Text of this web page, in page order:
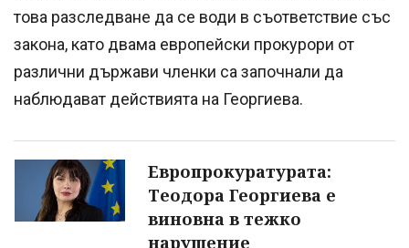
това разследване да се води в съответствие със
закона, като двама европейски прокурори от
различни държави членки са започнали да
наблюдават действията на Георгиева.
Европрокуратурата:
Теодора Георгиева е
виновна в тежко
нарушение